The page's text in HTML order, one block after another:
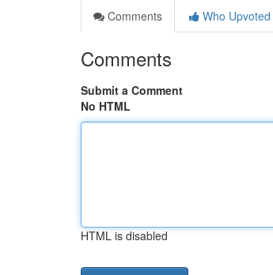
Comments
Who Upvoted
Comments
Submit a Comment
No HTML
HTML is disabled